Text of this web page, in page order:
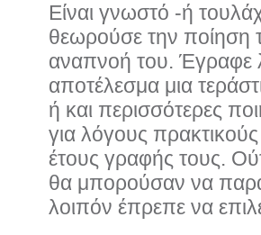
Είναι γνωστό -ή
θεωρούσε την ποίηση
αναπνοή του. Έγραφε
αποτέλεσμα μια
ή και περισσότερες
για λόγους
έτους γραφής τους.
θα μπορούσαν να
λοιπόν έπρεπε να